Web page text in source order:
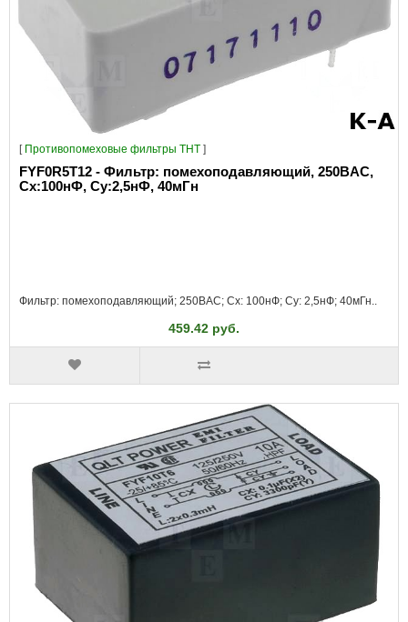
[ Противопомеховые фильтры THT ]
FYF0R5T12 - Фильтр: помехоподавляющий, 250ВAC,
Сх:100нФ, Су:2,5нФ, 40мГн
Фильтр: помехоподавляющий; 250ВAC; Cx: 100нФ; Cy: 2,5нФ; 40мГн..
459.42 руб.